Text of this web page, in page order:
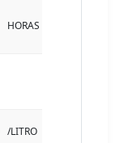
HORAS
/LITRO